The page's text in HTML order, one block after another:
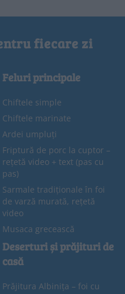
fiecare zi
Feluri principale
Chiftele simple
Chiftele marinate
Ardei umpluți
Friptură de porc la cuptor –
rețetă video + text (pas cu
pas)
Sarmale tradiționale în foi
de varză murată, rețetă
video
Musaca grecească
Deserturi și prăjituri de
casă
Prăjitura Albinița – foi cu